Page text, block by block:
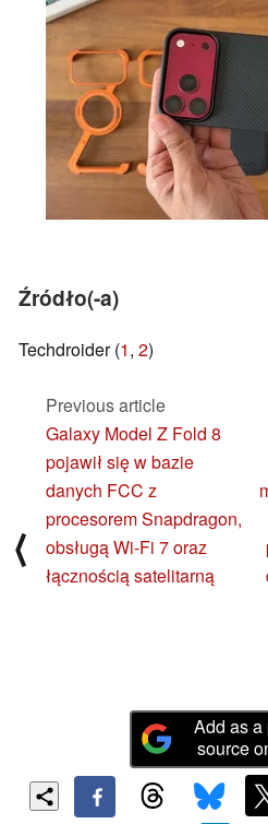
Źródło(-a)
Techdroider (1, 2)
⟨
Previous article
Galaxy Model Z Fold 8
pojawił się w bazie
danych FCC z
procesorem Snapdragon,
obsługą Wi-Fi 7 oraz
łącznością satelitarną
Add as a
source